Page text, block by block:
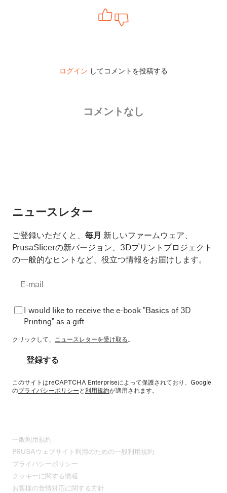
ログイン してコメントを投稿する
コメントなし
ニュースレター
ご登録いただくと、 毎月 新しいファームウェア、
PrusaSlicerの新バージョン、3Dプリントプロジェクト
の一般的なヒントなど、役立つ情報をお届けします。
I would like to receive the e-book "Basics of 3D
Printing" as a gift
クリックして、 ニュースレターを受け取る。
登録する
このサイトはreCAPTCHA Enterpriseによって保護されており、Google
のプライバシーポリシーと利用規約が適用されます。
一般利用規約
PRUSAウェブサイト利用のための一般利用規約
プライバシーポリシー
クッキーに関する情報
お客様の苦情対応に関する方針